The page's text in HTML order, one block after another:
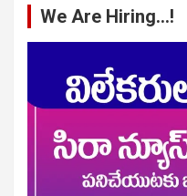
We Are Hiring…!